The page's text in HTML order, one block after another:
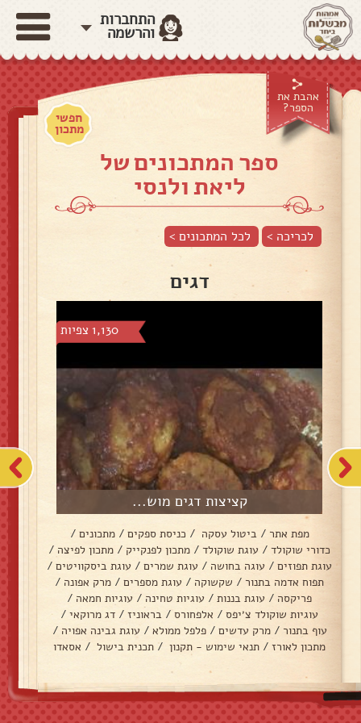
התחברות
והרשמה
אהבת את
הספר?
חפשי
מתכון
ספר המתכונים של
ליאת ולנסי
לכריכה > לכל המתכונים >
דגים
1,130 צפיות
קציצות דגים מוש...
מפת אתר / ביטול עסקה / כניסת ספקים / מתכונים /
כדורי שוקולד / עוגת שוקולד / מתכון לפנקייק / מתכון לפיצה /
עוגת תפוזים / עוגה בחושה / עוגת שמרים / עוגת ביסקוויטים /
תפוח אדמה בתנור / שקשוקה / עוגת מספרים / מרק אפונה /
פריקסה / עוגת בננות / עוגיות טחינה / עוגיות חמאה /
עוגיות שוקולד צ׳יפס / אלפחורס / בראוניז / דג מרוקאי /
עוף בתנור / מרק עדשים / פלפל ממולא / עוגת גבינה אפויה /
מתכון לאורז / תנאי שימוש - תקנון / תכנית בישול / אסאדו